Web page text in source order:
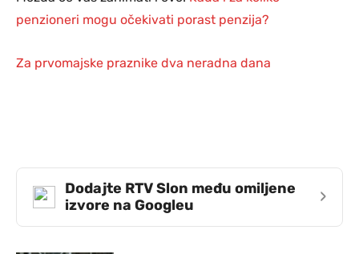
penzioneri mogu očekivati porast penzija?
Za prvomajske praznike dva neradna dana
Dodajte RTV Slon među omiljene
izvore na Googleu
›